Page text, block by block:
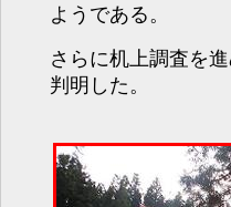
ようである。
さらに机上調査を
判明した。